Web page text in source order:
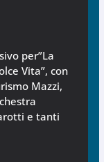
per”La
Vita”, con
Mazzi,
e tanti